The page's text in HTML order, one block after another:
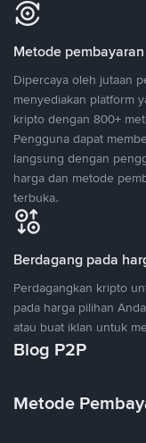
Metode
Dipercaya oleh jutaan
menyediakan platform
kripto dengan 800+
Pengguna dapat
langsung dengan
harga dan metode
terbuka.
Berdagang pada
Perdagangkan kripto
pada harga pilihan
atau buat iklan untuk
Blog P2P
Metode